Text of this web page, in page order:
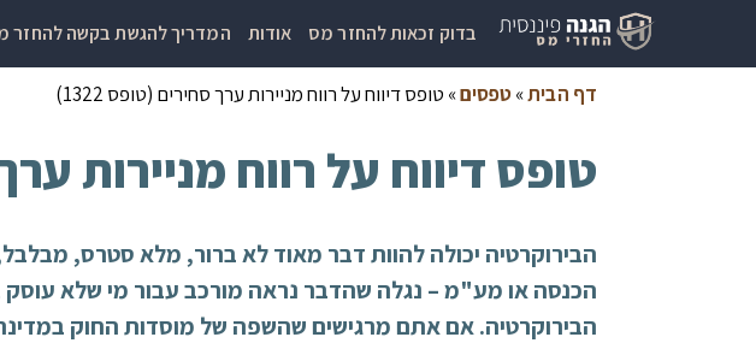
בדוק זכאות להחזר מס אודות המדריך להגשת בקשה להחזר
דף הבית»טפסים» טופס דיווח על רווח מניירות ערך סחירים (טופס 1322)
טופס דיווח על רווח מניירות ערך
הבירוקרטיה יכולה להוות דבר מאוד לא ברור, מלא סטרס,
הכנסה או מע"מ – נגלה שהדבר נראה מורכב עבור מי שלא עוסק
הבירוקרטיה. אם אתם מרגישים שהשפה של מוסדות החוק